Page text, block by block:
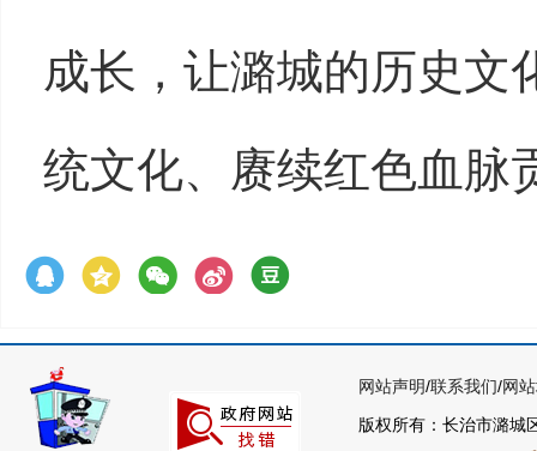
成长，让潞城的历史文
统文化、赓续红色血脉
网站声明/联系我们/网
版权所有：长治市潞